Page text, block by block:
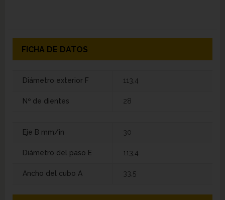
FICHA DE DATOS
Diámetro exterior F 113,4
Nº de dientes 28
Eje B mm/in 30
Diámetro del paso E 113,4
Ancho del cubo A 33,5